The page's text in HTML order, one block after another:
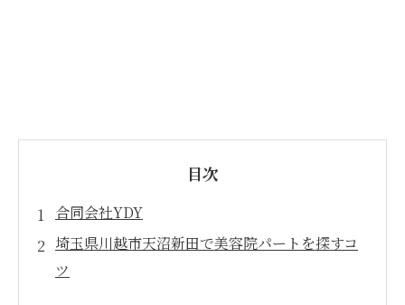
目次
合同会社YDY
埼玉県川越市天沼新田で美容院パートを探すコ
ツ